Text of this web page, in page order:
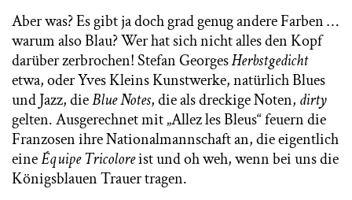
Aber was? Es gibt ja doch grad genug andere Farben …
warum also Blau? Wer hat sich nicht alles den Kopf
darüber zerbrochen! Stefan GeorgesHerbstgedicht
etwa, oder Yves Kleins Kunstwerke, natürlich Blues
und Jazz, dieBlue Notes, die als dreckige Noten, dirty
gelten. Ausgerechnet mit „Allez les Bleus“ feuern die
Franzosen ihre Nationalmannschaft an, die eigentlich
eineÉquipe Tricoloreist und oh weh, wenn bei uns die
Königsblauen Trauer tragen.